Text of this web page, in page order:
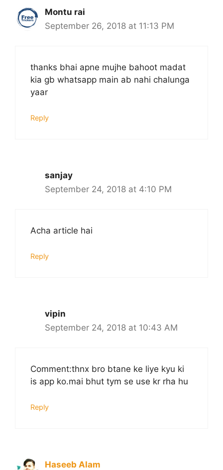
Montu rai
September 26, 2018 at 11:13 PM
thanks bhai apne mujhe bahoot madat
kia gb whatsapp main ab nahi chalunga
yaar
Reply
sanjay
September 24, 2018 at 4:10 PM
Acha article hai
Reply
vipin
September 24, 2018 at 10:43 AM
Comment:thnx bro btane ke liye kyu ki
is app ko.mai bhut tym se use kr rha hu
Reply
Haseeb Alam